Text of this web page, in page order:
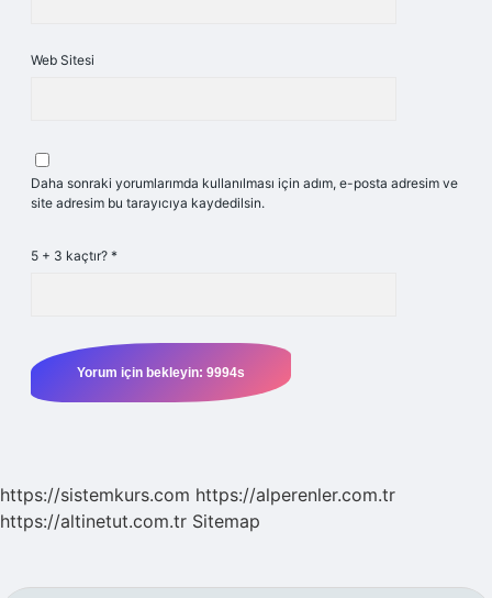
Web Sitesi
Daha sonraki yorumlarımda kullanılması için adım, e-posta adresim ve
site adresim bu tarayıcıya kaydedilsin.
5 + 3 kaçtır? *
https://sistemkurs.com https://alperenler.com.tr
https://altinetut.com.tr Sitemap